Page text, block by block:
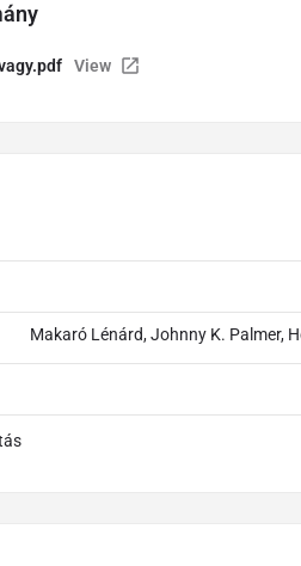
View
Makaró Lénárd, Johnny K. Palmer,